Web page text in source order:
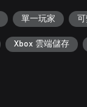
單一玩家
Xbox 雲端儲存